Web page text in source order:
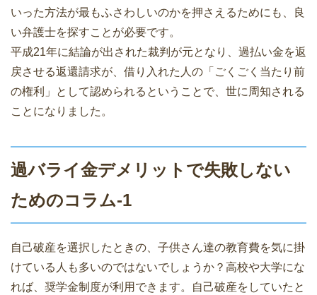
いった方法が最もふさわしいのかを押さえるためにも、良
い弁護士を探すことが必要です。
平成21年に結論が出された裁判が元となり、過払い金を返
戻させる返還請求が、借り入れた人の「ごくごく当たり前
の権利」として認められるということで、世に周知される
ことになりました。
過バライ金デメリットで失敗しない
ためのコラム-1
自己破産を選択したときの、子供さん達の教育費を気に掛
けている人も多いのではないでしょうか？高校や大学にな
れば、奨学金制度が利用できます。自己破産をしていたと